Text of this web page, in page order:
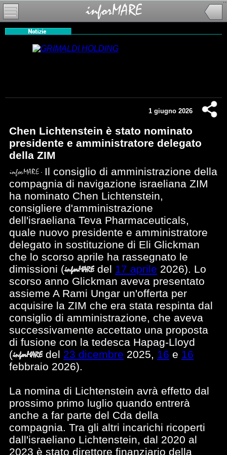
1 giugno 2026
Chen Lichtenstein è stato nominato
presidente e amministratore delegato
della ZIM
Il consiglio di amministrazione della
compagnia di navigazione israeliana ZIM
ha nominato Chen Lichtenstein,
consigliere d'amministrazione
dell'israeliana Teva Pharmaceuticals,
quale nuovo presidente e amministratore
delegato in sostituzione di Eli Glickman
che lo scorso aprile ha rassegnato le
dimissioni ( del 17 aprile 2026). Lo
scorso anno Glickman aveva presentato
assieme A Rami Ungar un'offerta per
acquisire la ZIM che era stata respinta dal
consiglio di amministrazione, che aveva
successivamente accettato una proposta
di fusione con la tedesca Hapag-Lloyd
(
del 23 dicembre 2025, 16 e 16
febbraio 2026).
La nomina di Lichtenstein avrà effetto dal
prossimo primo luglio quando entrerà
anche a far parte del Cda della
compagnia. Tra gli altri incarichi ricoperti
dall'israeliano Lichtenstein, dal 2020 al
2023 è stato direttore finanziario della